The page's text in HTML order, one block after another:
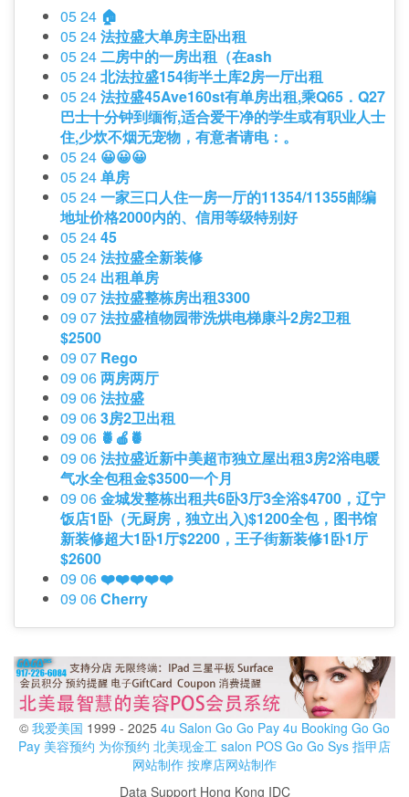
05 24 🏠
05 24法拉盛大单房主卧出租
05 24二房中的一房出租（在ash
05 24北法拉盛154街半土库2房一厅出租
05 24法拉盛45Ave160st有单房出租,乘Q65．Q27
巴士十分钟到缅衔,适合爱干净的学生或有职业人士
住,少炊不烟无宠物，有意者请电：。
05 24 😀😀😀
05 24单房
05 24一家三口人住一房一厅的11354/11355邮编
地址价格2000内的、信用等级特别好
05 2445
05 24法拉盛全新装修
05 24 出租单房
09 07法拉盛整栋房出租3300
09 07法拉盛植物园带洗烘电梯康斗2房2卫租
$2500
09 07 Rego
09 06两房两厅
09 06法拉盛
09 063房2卫出租
09 06 🍍🍎🍍
09 06法拉盛近新中美超市独立屋出租3房2浴电暖
气水全包租金$3500一个月
09 06金城发整栋出租共6卧3厅3全浴$4700，辽宁
饭店1卧（无厨房，独立出入)$1200全包，图书馆
新装修超大1卧1厅$2200，王子街新装修1卧1厅
$2600
09 06 ❤️❤️❤️❤️❤️
09 06Cherry
© 我爱美国 1999 - 2025 4u Salon Go Go Pay 4u Booking Go Go
Pay 美容预约 为你预约 北美现金工 salon POS Go Go Sys 指甲店
网站制作 按摩店网站制作
Data Support Hong Kong IDC